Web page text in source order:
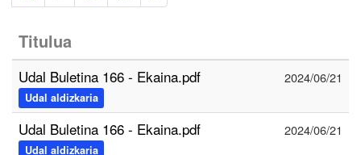
Titulua
Udal Buletina 166 - Ekaina.pdf
Udal aldizkaria
2024/06/21
Udal Buletina 166 - Ekaina.pdf
Udal aldizkaria
2024/06/21